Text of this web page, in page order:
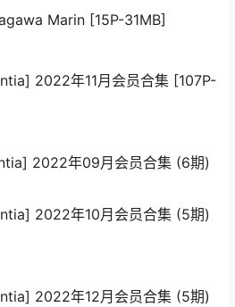
Marin [15P-31MB]
2022年11月会员合集 [107P-
2022年09月会员合集 (6期)
2022年10月会员合集 (5期)
2022年12月会员合集 (5期)